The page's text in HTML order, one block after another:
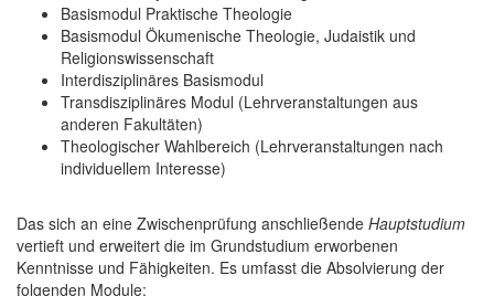
Basismodul Praktische Theologie
Basismodul Ökumenische Theologie, Judaistik und
Religionswissenschaft
Interdisziplinäres Basismodul
Transdisziplinäres Modul (Lehrveranstaltungen aus
anderen Fakultäten)
Theologischer Wahlbereich (Lehrveranstaltungen nach
individuellem Interesse)
Das sich an eine Zwischenprüfung anschließende Hauptstudium
vertieft und erweitert die im Grundstudium erworbenen
Kenntnisse und Fähigkeiten. Es umfasst die Absolvierung der
folgenden Module: